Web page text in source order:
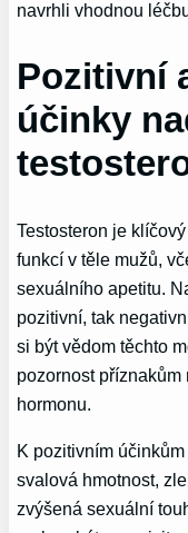
navrhli vhodnou
Pozitivní
účinky
Testosteron je
funkcí v těle mužů,
sexuálního apetitu.
pozitivní, tak
si být vědom těchto
pozornost
hormonu.
K pozitivním
svalová hmotnost,
zvýšená sexuální